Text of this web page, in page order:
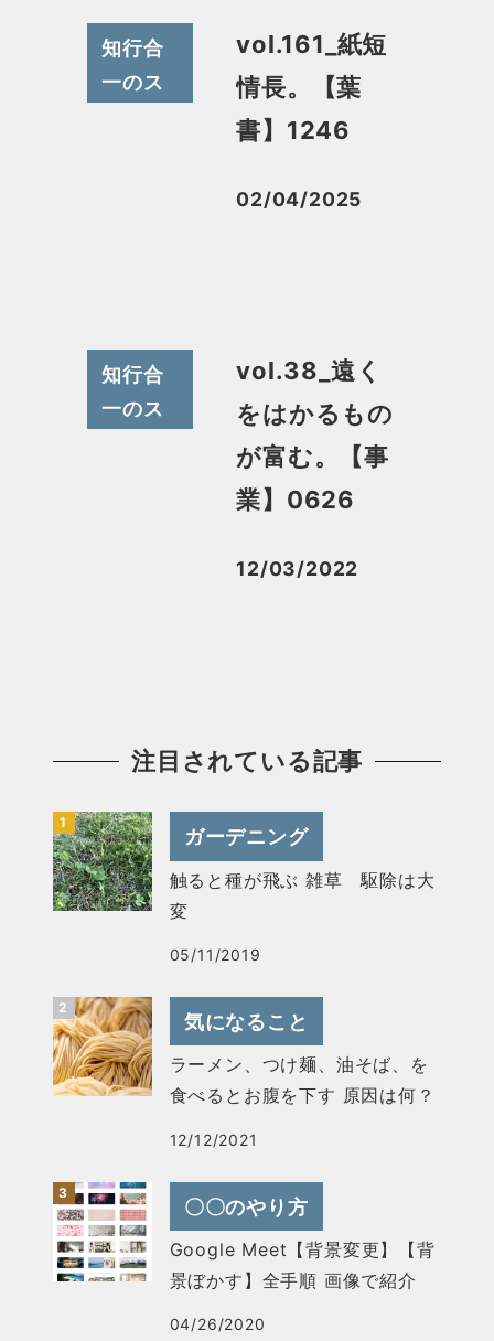
知行合
一のス
vol.161_紙短
情長。【葉
書】1246
投稿日
02/04/2025
知行合
一のス
vol.38_遠く
をはかるもの
が富む。【事
業】0626
投稿日
12/03/2022
注目されている記事
ガーデニング
触ると種が飛ぶ 雑草 駆除は大
変
05/11/2019
気になること
ラーメン、つけ麺、油そば、を
食べるとお腹を下す 原因は何？
12/12/2021
〇〇のやり方
Google Meet【背景変更】【背
景ぼかす】全手順 画像で紹介
04/26/2020